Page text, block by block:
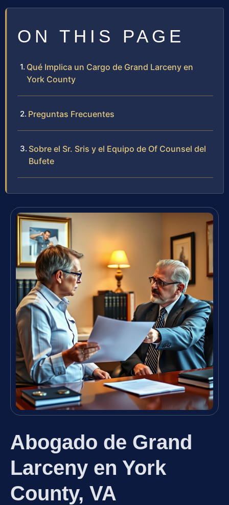
ON THIS PAGE
Qué Implica un Cargo de Grand Larceny en
York County
Preguntas Frecuentes
Sobre el Sr. Sris y el Equipo de Of Counsel del
Bufete
Abogado de Grand
Larceny en York
County, VA